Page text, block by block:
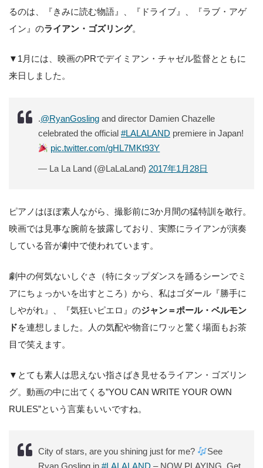
るのは、『きみに読む物語』、『ドライブ』、『ラブ・アゲ
イン』のライアン・ゴズリング。
▼1月には、映画のPRでデイミアン・チャゼル監督とともに
来日しました。
.@RyanGosling and director Damien Chazelle
celebrated the official #LALALAND premiere in Japan!
pic.twitter.com/gHL7MKt93Y
— La La Land (@LaLaLand) 2017年1月28日
ピアノはほぼ素人ながら、撮影前に3か月間の猛特訓を敢行。
映画では見事な腕前を披露しており、実際にライアンが演奏
している音が劇中で使われています。
劇中の何気ないしぐさ（特にタップダンスを踊るシーンでミ
アにちょっかいを出すところ）から、私はゴダール『勝手に
しやがれ』、『気狂いピエロ』のジャン＝ポール・ベルモン
ドを連想しました。人の気配や物音にワッと驚く場面もお茶
目で笑えます。
▼とても素人は思えない指さばき見せるライアン・ゴズリン
グ。動画の中に出てくる”YOU CAN WRITE YOUR OWN
RULES”という言葉もいいですね。
City of stars, are you shining just for me?
See